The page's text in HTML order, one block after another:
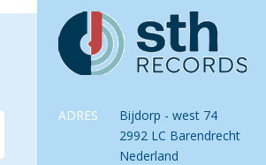
ADRES
Bijdorp - west 74
2992 LC Barendrecht
Nederland